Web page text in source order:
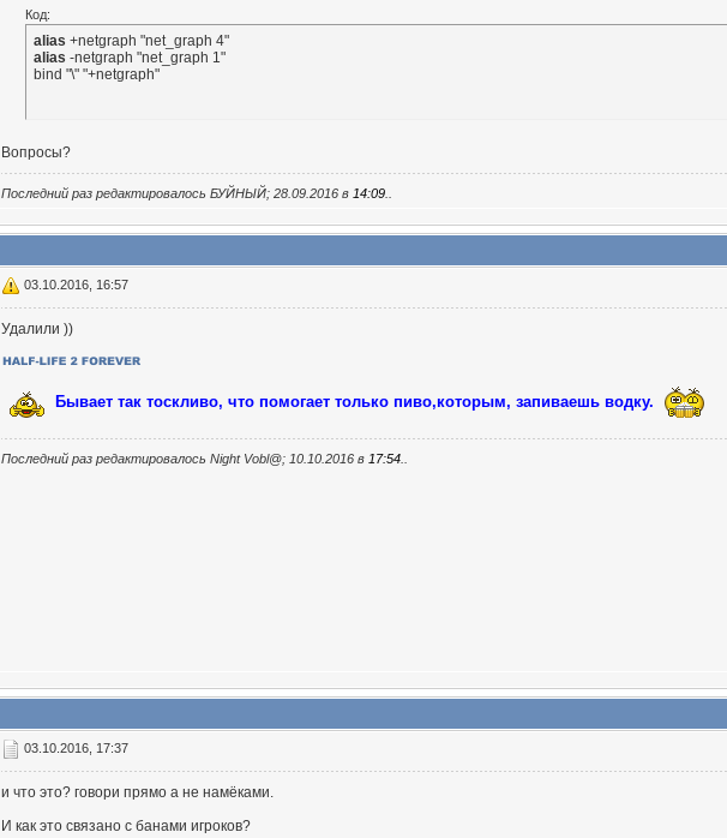
Код:
alias
alias -netgraph "net_graph 1"
bind "\" "+netgraph"
Вопросы?
Последний раз редактировалось БУЙНЫЙ; 28.09.2016 в 14:09
03.10.2016, 16:57
Удалили ))
Бывает так тоскливо, что помогает только пиво,которым, запиваешь водку.
Последний раз редактировалось Night Vobl@; 10.10.2016 в 17:54
03.10.2016, 17:37
и что это? говори прямо а не намёками.
И как это связано с банами игроков?